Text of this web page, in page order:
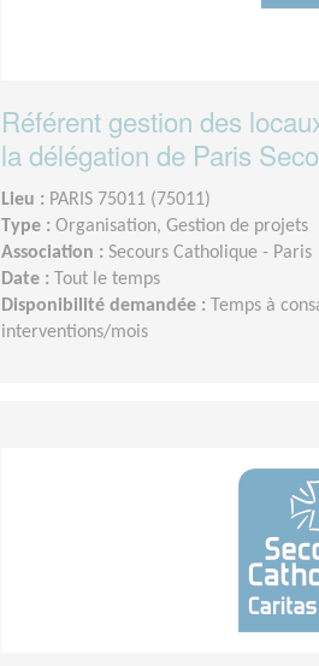
Référent gestion des
la délégation de Paris
Lieu : PARIS 75011 (75011)
Type : Organisation, Gestion de projets
Association : Secours Catholique - Paris
Date : Tout le temps
Disponibilité demandée : Temps à
interventions/mois